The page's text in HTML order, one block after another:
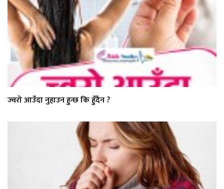
ज्वरो आउँदा नुहाउन हुन्छ कि हुँदैन ?